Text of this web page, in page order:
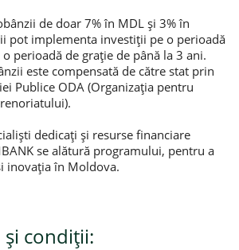
de doar 7% în MDL și 3% în
pot implementa investiții pe o perioadă
perioadă de grație de până la 3 ani.
este compensată de către stat prin
Publice ODA (Organizația pentru
dedicați și resurse financiare
se alătură programului, pentru a
inovația în Moldova.
condiţii: